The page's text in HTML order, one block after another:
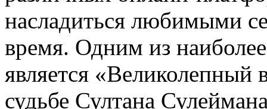
насладиться любимыми
время. Одним из
является «Великолепный
судьбе Султана